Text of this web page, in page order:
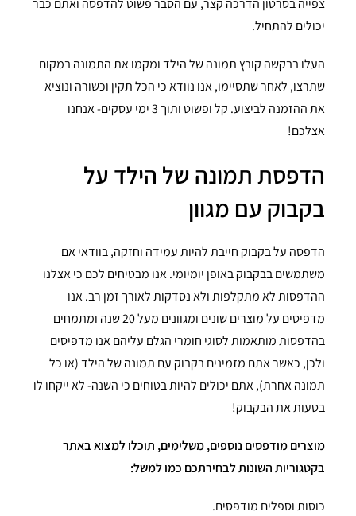
צפייה בסרטון הדרכה קצר, עם הסבר פשוט להדפסה ואתם כבר
יכולים להתחיל.
העלו בבקשה קובץ תמונה של הילד ומקמו את התמונה במקום
שתרצו, לאחר שתסיימו, אנו נוודא כי הכל תקין וכשורה ונוציא
את ההזמנה לביצוע. קל ופשוט ותוך 3 ימי עסקים- אנחנו
אצלכם!
הדפסת תמונה של הילד על
בקבוק עם מגוון
הדפסה על בקבוק חייבת להיות עמידה וחזקה, בוודאי אם
משתמשים בבקבוק באופן יומיומי. אנו מבטיחים לכם כי אצלנו
ההדפסות לא מתקלפות ולא נסדקות לאורך זמן רב. אנו
מדפיסים על מוצרים שונים ומגוונים מעל 20 שנה ומתמחים
בהדפסות מותאמות לסוגי חומרי הגלם עליהם אנו מדפיסים
ולכן, כאשר אתם מזמינים בקבוק עם תמונה של הילד (או כל
תמונה אחרת), אתם יכולים להיות בטוחים כי השנה- לא ייקחו לו
בטעות את הבקבוק!
מוצרים מודפסים נוספים, משלימים, תוכלו למצוא באתר
בקטגוריות השונות לבחירתכם כמו למשל:
כוסות וספלים מודפסים.